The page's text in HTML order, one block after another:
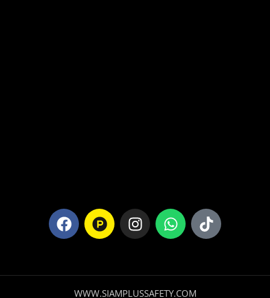
WWW.SIAMPLUSSAFETY.COM